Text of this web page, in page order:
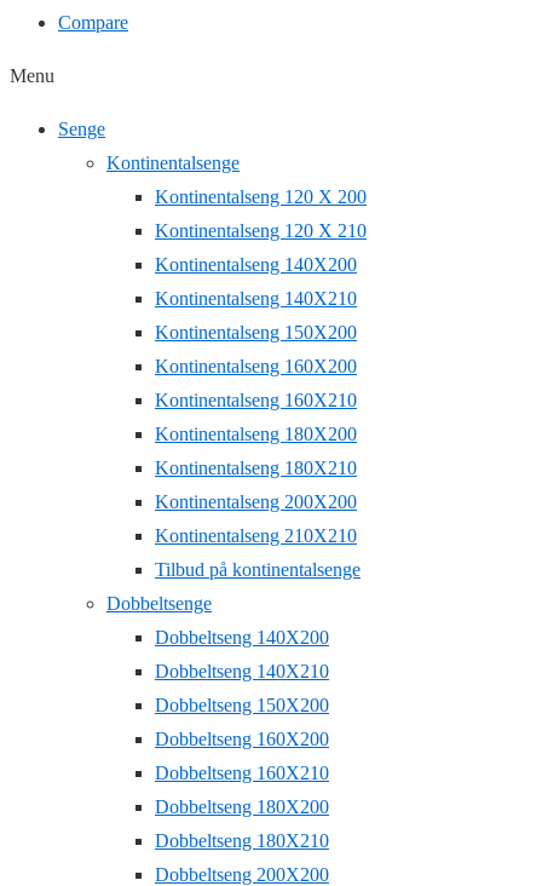
Compare
Menu
Senge
Kontinentalsenge
Kontinentalseng 120 X 200
Kontinentalseng 120 X 210
Kontinentalseng 140X200
Kontinentalseng 140X210
Kontinentalseng 150X200
Kontinentalseng 160X200
Kontinentalseng 160X210
Kontinentalseng 180X200
Kontinentalseng 180X210
Kontinentalseng 200X200
Kontinentalseng 210X210
Tilbud på kontinentalsenge
Dobbeltsenge
Dobbeltseng 140X200
Dobbeltseng 140X210
Dobbeltseng 150X200
Dobbeltseng 160X200
Dobbeltseng 160X210
Dobbeltseng 180X200
Dobbeltseng 180X210
Dobbeltseng 200X200